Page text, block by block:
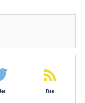
Rss